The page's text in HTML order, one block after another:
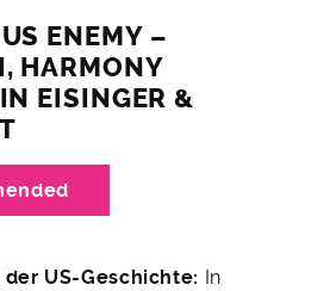
ENEMY –
HARMONY
EISINGER &
US-Geschichte: In